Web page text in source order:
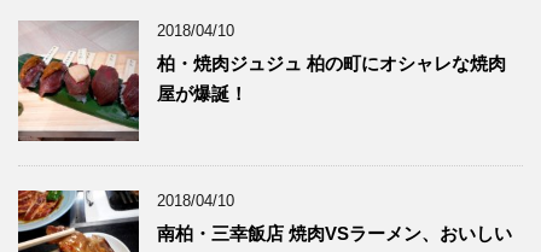
2018/04/10
柏・焼肉ジュジュ 柏の町にオシャレな焼肉
屋が爆誕！
2018/04/10
南柏・三幸飯店 焼肉VSラーメン、おいしい